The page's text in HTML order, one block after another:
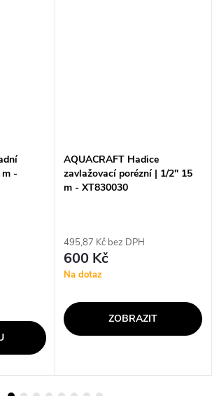
m -
AQUACRAFT Hadice
zavlažovací porézní | 1/2" 15
m - XT830030
495,87 Kč bez DPH
600 Kč
Na dotaz
ZOBRAZIT